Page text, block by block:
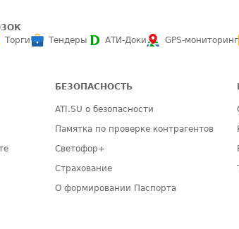
Торги Тендеры АТИ-Доки GPS-мониторинг
БЕЗОПАСНОСТЬ
ATI.SU о безопасности
Памятка по проверке контрагентов
Светофор+
Страхование
О формировании Паспорта